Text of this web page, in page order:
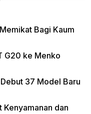
Bagi Kaum
G20 ke Menko
37 Model Baru
Kenyamanan dan